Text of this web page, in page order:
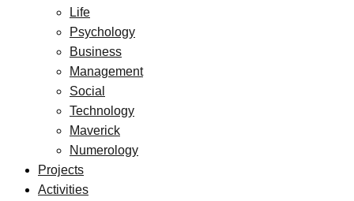
Life
Psychology
Business
Management
Social
Technology
Maverick
Numerology
Projects
Activities